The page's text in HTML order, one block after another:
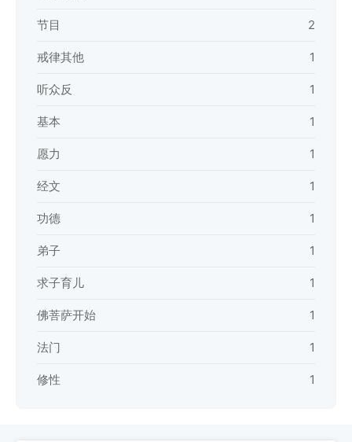
节目 2
戒律其他 1
听众反 1
基本 1
愿力 1
经文 1
功德 1
弟子 1
求子育儿 1
佛菩萨开始 1
法门 1
修性 1